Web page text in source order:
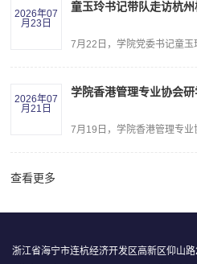
2026年07
月23日
童玉玲书记带队走访杭
2026年07
月21日
学院香港管理专业协会
查看更多
浙江省海宁市连杭经济开发区高新区仰山